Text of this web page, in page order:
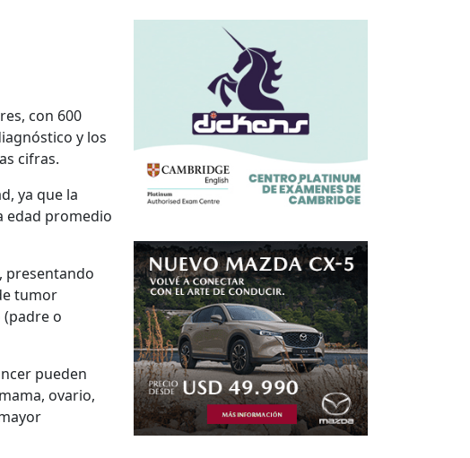
con 600
y los
cifras.
ya que la
edad promedio
presentando
tumor
o
pueden
ovario,